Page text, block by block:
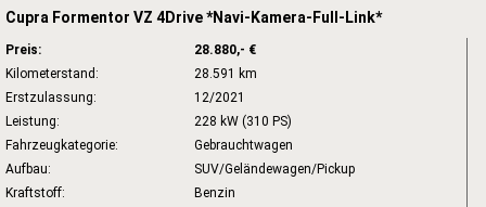
Cupra Formentor VZ 4Drive *Navi-Kamera-Full-Link*
Preis:
28.880,- €
Kilometerstand:
28.591 km
Erstzulassung:
12/2021
Leistung:
228 kW (310 PS)
Fahrzeugkategorie:
Gebrauchtwagen
Aufbau:
SUV/Geländewagen/Pickup
Kraftstoff:
Benzin